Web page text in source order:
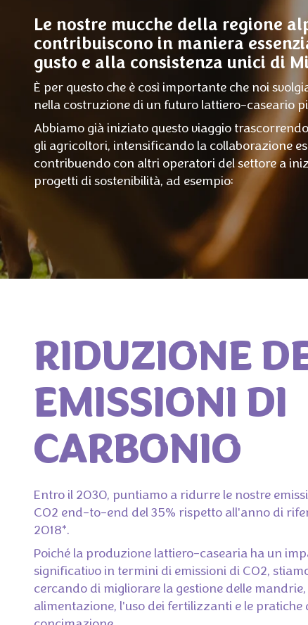
Le nostre mucche della regione
contribuiscono in maniera
gusto e alla consistenza unici di
È per questo che è così importante che noi
nella costruzione di un futuro lattiero-caseario
Abbiamo già iniziato questo viaggio
gli agricoltori, intensificando la collaborazione
contribuendo con altri operatori del settore a
progetti di sostenibilità, ad esempio:
RIDUZIONE
EMISSIONI DI
CARBONIO
Entro il 2030, puntiamo a ridurre le nostre
CO2 end-to-end del 35% rispetto all'anno di
2018*.
Poiché la produzione lattiero-casearia ha un
significativo in termini di emissioni di CO2,
cercando di migliorare la gestione delle
alimentazione, l'uso dei fertilizzanti e le pratiche